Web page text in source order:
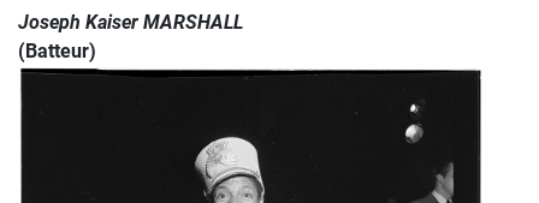
Joseph Kaiser MARSHALL
(Batteur)